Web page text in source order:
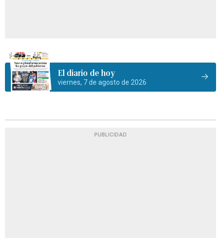
El diario de hoy
viernes, 7 de agosto de 2026
PUBLICIDAD